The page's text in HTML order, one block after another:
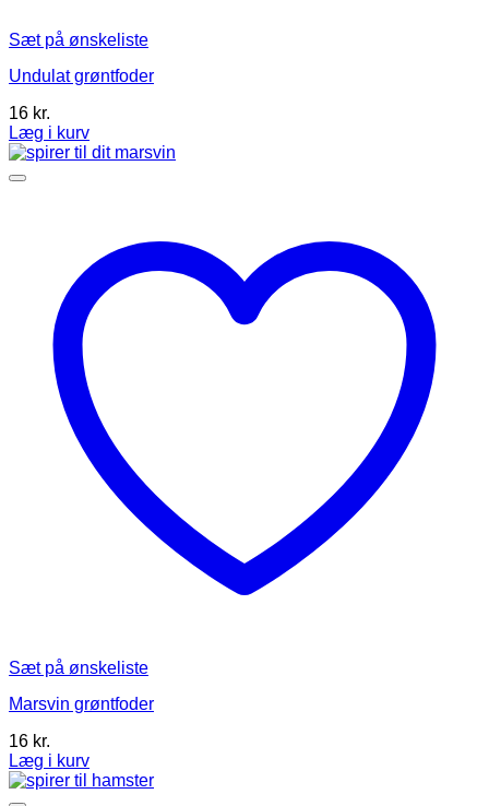
Sæt på ønskeliste
Undulat grøntfoder
16 kr.
Læg i kurv
Dette
vare
Mulighederne
varesiden
Sæt på ønskeliste
Marsvin grøntfoder
16 kr.
Læg i kurv
Dette
vare